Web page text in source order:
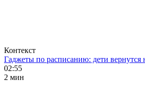
Контекст
Гаджеты по расписанию: дети вернутся
02:55
2 мин